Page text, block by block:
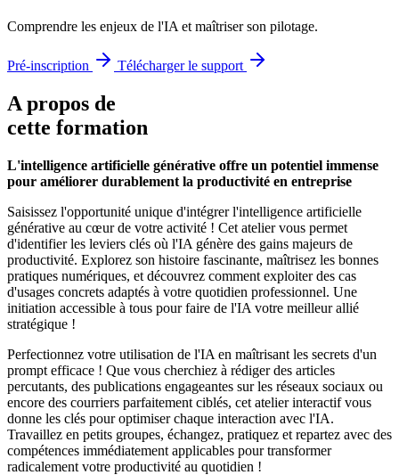
Comprendre les enjeux de l'IA et maîtriser son pilotage.
Pré-inscription Télécharger le support
A propos de
cette formation
L'intelligence artificielle générative offre un potentiel immense
pour améliorer durablement la productivité en entreprise
Saisissez l'opportunité unique d'intégrer l'intelligence artificielle
générative au cœur de votre activité ! Cet atelier vous permet
d'identifier les leviers clés où l'IA génère des gains majeurs de
productivité. Explorez son histoire fascinante, maîtrisez les bonnes
pratiques numériques, et découvrez comment exploiter des cas
d'usages concrets adaptés à votre quotidien professionnel. Une
initiation accessible à tous pour faire de l'IA votre meilleur allié
stratégique !
Perfectionnez votre utilisation de l'IA en maîtrisant les secrets d'un
prompt efficace ! Que vous cherchiez à rédiger des articles
percutants, des publications engageantes sur les réseaux sociaux ou
encore des courriers parfaitement ciblés, cet atelier interactif vous
donne les clés pour optimiser chaque interaction avec l'IA.
Travaillez en petits groupes, échangez, pratiquez et repartez avec des
compétences immédiatement applicables pour transformer
radicalement votre productivité au quotidien !